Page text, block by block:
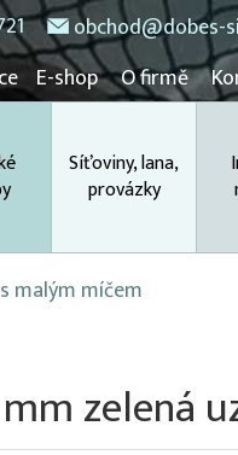
obchod@dobes-
E-shop O firmě
Síťoviny, lana,
provázky
malým míčem
zelená